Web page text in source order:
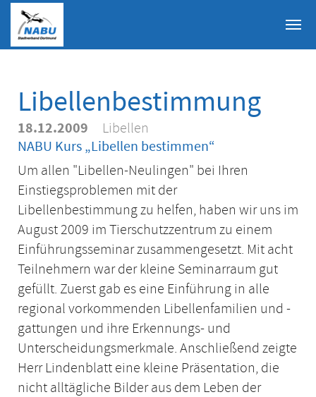
Skip to main content
Libellenbestimmung
18.12.2009
Libellen
NABU Kurs „Libellen bestimmen“
Um allen "Libellen-Neulingen" bei Ihren
Einstiegsproblemen mit der
Libellenbestimmung zu helfen, haben wir uns im
August 2009 im Tierschutzzentrum zu einem
Einführungsseminar zusammengesetzt. Mit acht
Teilnehmern war der kleine Seminarraum gut
gefüllt. Zuerst gab es eine Einführung in alle
regional vorkommenden Libellenfamilien und -
gattungen und ihre Erkennungs- und
Unterscheidungsmerkmale. Anschließend zeigte
Herr Lindenblatt eine kleine Präsentation, die
nicht alltägliche Bilder aus dem Leben der